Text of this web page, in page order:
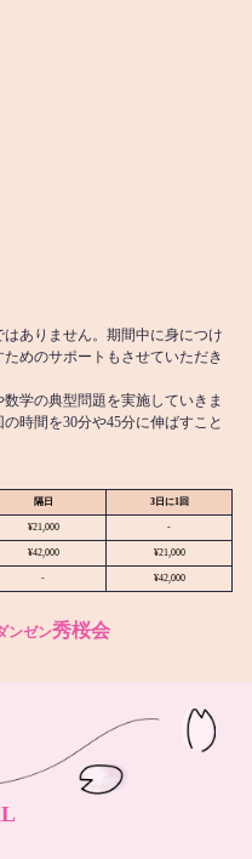
ありません。期間中に身につけ
めのサポートもさせていただき
学の典型問題を実施していきま
時間を30分や45分に伸ばすこと
隔日 3日に1回
¥21,000 -
¥42,000 ¥21,000
- ¥42,000
ンゼン秀桜会